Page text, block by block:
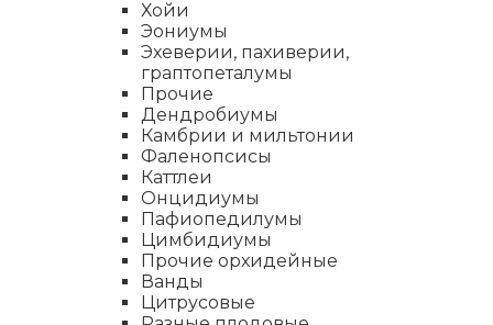
Хойи
Эониумы
Эхеверии, пахиверии,
граптопеталумы
Прочие
Дендробиумы
Камбрии и мильтонии
Фаленопсисы
Каттлеи
Онцидиумы
Пафиопедилумы
Цимбидиумы
Прочие орхидейные
Ванды
Цитрусовые